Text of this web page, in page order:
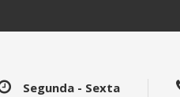
Segunda - Sexta